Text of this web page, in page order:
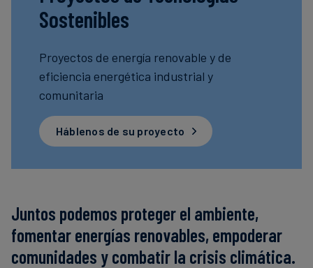
Sostenibles
Proyectos de energía renovable y de
eficiencia energética industrial y
comunitaria
Háblenos de su proyecto
Juntos podemos proteger el ambiente,
fomentar energías renovables, empoderar
comunidades y combatir la crisis climática.